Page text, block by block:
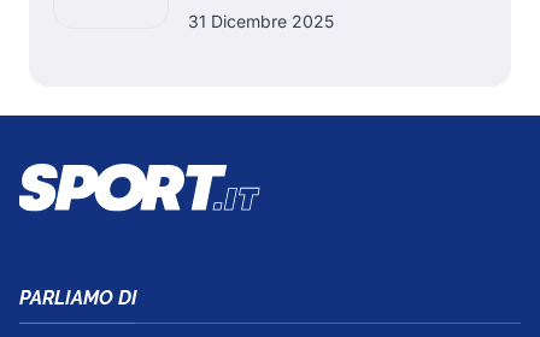
31 Dicembre 2025
PARLIAMO DI